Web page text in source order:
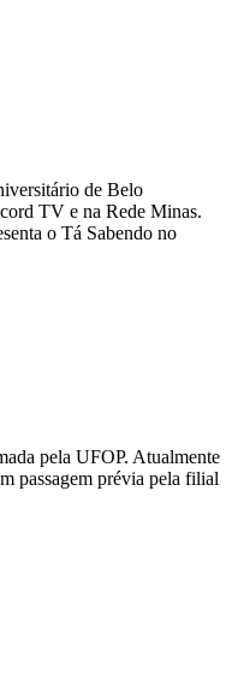
de Belo
TV e na Rede Minas.
o Tá Sabendo no
pela UFOP. Atualmente
passagem prévia pela filial